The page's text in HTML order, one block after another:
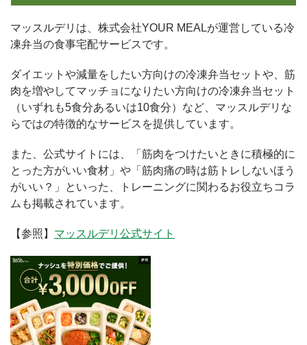
マッスルデリは、株式会社YOUR MEALが運営している冷
凍弁当の食事宅配サービスです。
ダイエットや減量をしたい方向けの冷凍弁当セットや、筋
肉を増やしてマッチョになりたい方向けの冷凍弁当セット
（いずれも5食分あるいは10食分）など、マッスルデリな
らではの特徴的なサービスを提供しています。
また、公式サイトには、「筋肉をつけたいときに積極的に
とった方がいい食材」や「筋肉痛の時は筋トレしないほう
がいい？」といった、トレーニングに関わるお役立ちコラ
ムも掲載されています。
【参照】 マッスルデリ公式サイト